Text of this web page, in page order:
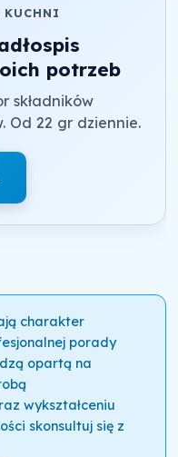
KUCHNI
potrzeb
składników
Od 22 gr dziennie.
charakter
porady
opartą na
wykształceniu
skonsultuj się z